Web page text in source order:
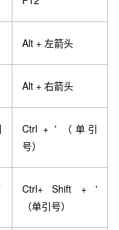
Alt + 左箭头
Alt + 右箭头
Ctrl + ' （单引
号）
Ctrl+ Shift + '
（单引号）